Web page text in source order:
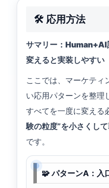
🛠️ 応用方法
サマリー：Human+AI
変えると実装しやすい
ここでは、マーケティ
い応用パターンを整理
すべてを一度に変える
験の粒度”を小さくして
です。
🧩 パターンA：入